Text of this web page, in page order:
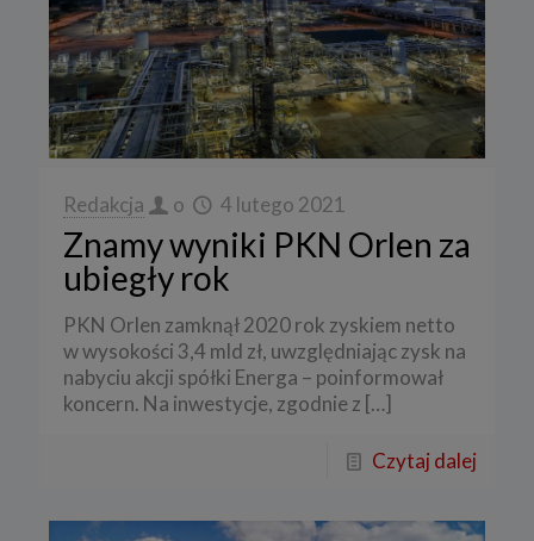
Redakcja o 4 lutego 2021
Znamy wyniki PKN Orlen za
ubiegły rok
PKN Orlen zamknął 2020 rok zyskiem netto
w wysokości 3,4 mld zł, uwzględniając zysk na
nabyciu akcji spółki Energa – poinformował
koncern. Na inwestycje, zgodnie z […]
Czytaj dalej